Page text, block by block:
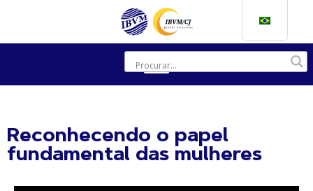
Reconhecendo o papel
fundamental das mulheres